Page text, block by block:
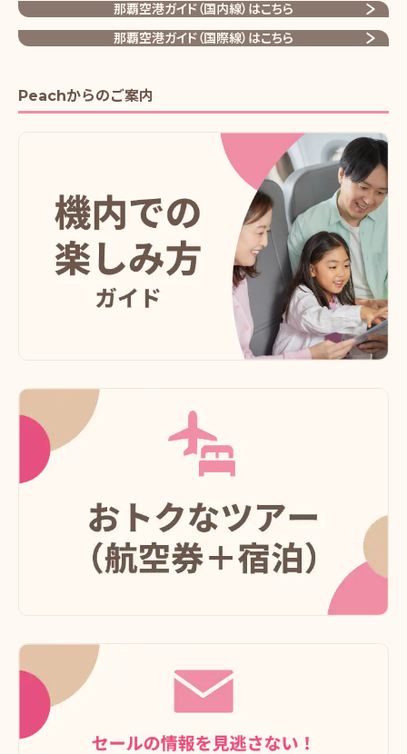
那覇空港ガイド（国内線）はこちら
那覇空港ガイド（国際線）はこちら
Peachからのご案内